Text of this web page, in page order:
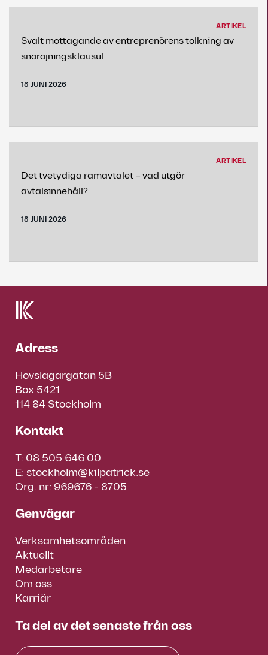
ARTIKEL
Svalt mottagande av entreprenörens tolkning av
snöröjningsklausul
18 JUNI 2026
ARTIKEL
Det tvetydiga ramavtalet – vad utgör
avtalsinnehåll?
18 JUNI 2026
Adress
Hovslagargatan 5B
Box 5421
114 84 Stockholm
Kontakt
T: 08 505 646 00
E: stockholm@kilpatrick.se
Org. nr: 969676 - 8705
Genvägar
Verksamhetsområden
Aktuellt
Medarbetare
Om oss
Karriär
Ta del av det senaste från oss